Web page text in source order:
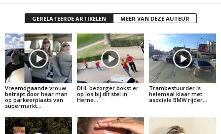
GERELATEERDE ARTIKELEN MEER VAN DEZE AUTEUR
Vreemdgaande vrouw
betrapt door haar man
op parkeerplaats van
supermarkt…
DHL bezorger bokst er
op los bij dit stel in
Herne…
Trambestuurder is
helemaal klaar met
asociale BMW rijder…